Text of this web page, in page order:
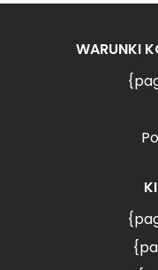
WARUNKI